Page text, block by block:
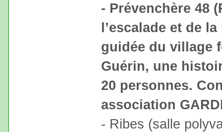
- Prévenchère 48
l’escalade et de
guidée du village
Guérin, une
20 personnes.
association
- Ribes (salle